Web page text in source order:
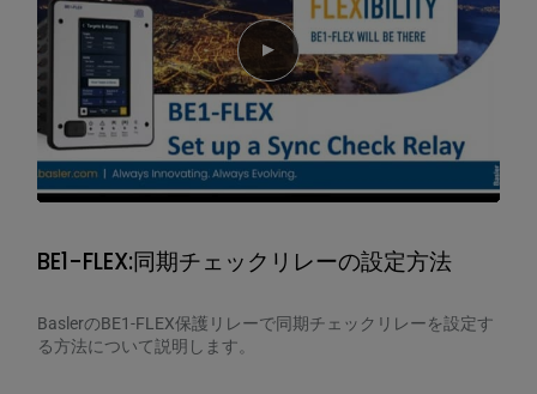
Play video
BE1-FLEX:同期チェックリレーの設定方法
BaslerのBE1-FLEX保護リレーで同期チェックリレーを設定す
る方法について説明します。